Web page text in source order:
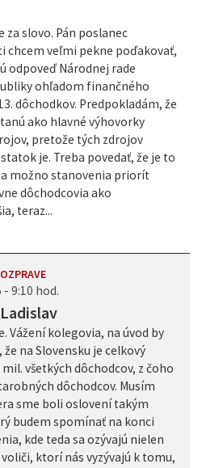
za slovo. Pán poslanec
chcem veľmi pekne poďakovať,
odpoveď Národnej rade
ohľadom finančného
dôchodkov. Predpokladám, že
ako hlavné výhovorky
pretože tých zdrojov
je. Treba povedať, že je to
možno stanovenia priorít
dôchodcovia ako
teraz...
- 9:10 hod.
Vážení kolegovia, na úvod by
na Slovensku je celkový
všetkých dôchodcov, z čoho
dôchodcov. Musím
sme boli oslovení takým
budem spomínať na konci
kde teda sa ozývajú nielen
voliči, ktorí nás vyzývajú k tomu,